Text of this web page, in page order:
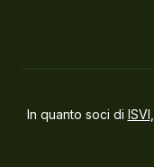
In quanto soci di ISVI